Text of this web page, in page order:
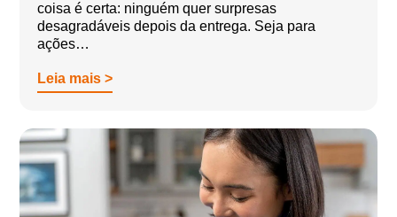
coisa é certa: ninguém quer surpresas
desagradáveis depois da entrega. Seja para
ações…
Leia mais >